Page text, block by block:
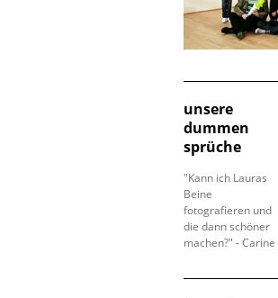
unsere
dummen
sprüche
"Kann ich Lauras
Beine
fotografieren und
die dann schöner
machen?" - Carine